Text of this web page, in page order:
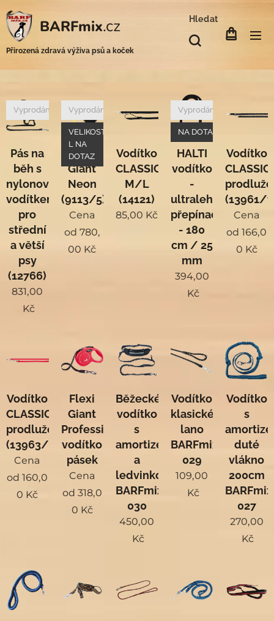
BARFmix.cz
Přirozená zdravá výživa psů a koček
Hledat
Pás na
běh s
nylonovým
vodítkem
pro
střední
a větší
psy
(12766)
Vyprodáno
831,00
Kč
Flexi
Giant
Neon
(9113/5)
Vyprodáno
VELIKOST
L NA
DOTAZ
Cena
od 780,
00 Kč
Vodítko
CLASSIC
M/L
(14121)
85,00 Kč
HALTI
vodítko
-
ultralehké
přepínací
- 180
cm / 25
mm
Vyprodáno
NA DOTAZ
394,00
Kč
Vodítko
CLASSIC
(13961/
Cena
od166,0
0 Kč
Vodítko
CLASSIC
prodlužovací
(13963/73)
Cena
od160,0
0 Kč
Flexi
Giant
Professional
vodítko
pásek
Cena
od 318,0
0 Kč
Běžecké
vodítko
s
amortizérem
a
ledvinkou
BARFmix.cz
030
450,00
Kč
Vodítko
klasické
lano
BARFmix.cz
029
109,00
Kč
Vodítko
s
duté
vlákno
200cm
027
270,00
Kč